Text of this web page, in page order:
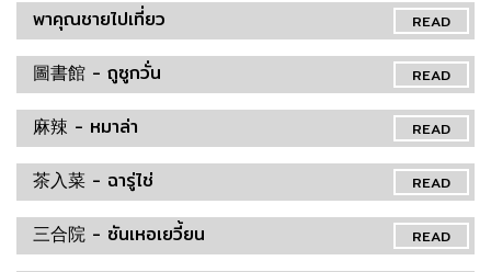
READ
พาคุณชายไปเที่ยว
READ
圖書館 - ถูซูกวั่น
READ
麻辣 - หมาล่า
READ
茶入菜 - ฉารู่ไช่
READ
三合院 - ซันเหอเยวี้ยน